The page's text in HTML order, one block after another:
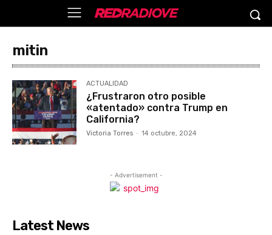
mitin
ACTUALIDAD
¿Frustraron otro posible
«atentado» contra Trump en
California?
Victoria Torres - 14 octubre, 2024
- Advertisement -
Latest News